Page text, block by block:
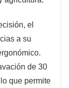
el
a su
de 30
que permite